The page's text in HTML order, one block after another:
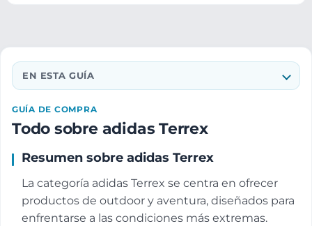
EN ESTA GUÍA
GUÍA DE COMPRA
Todo sobre adidas Terrex
Resumen sobre adidas Terrex
La categoría adidas Terrex se centra en ofrecer
productos de outdoor y aventura, diseñados para
enfrentarse a las condiciones más extremas.